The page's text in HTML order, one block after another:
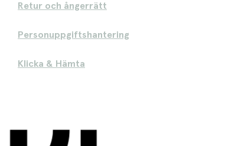
Retur och ångerrätt
Personuppgiftshantering
Klicka & Hämta